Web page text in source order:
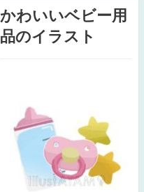
かわいいベビー用
品のイラスト